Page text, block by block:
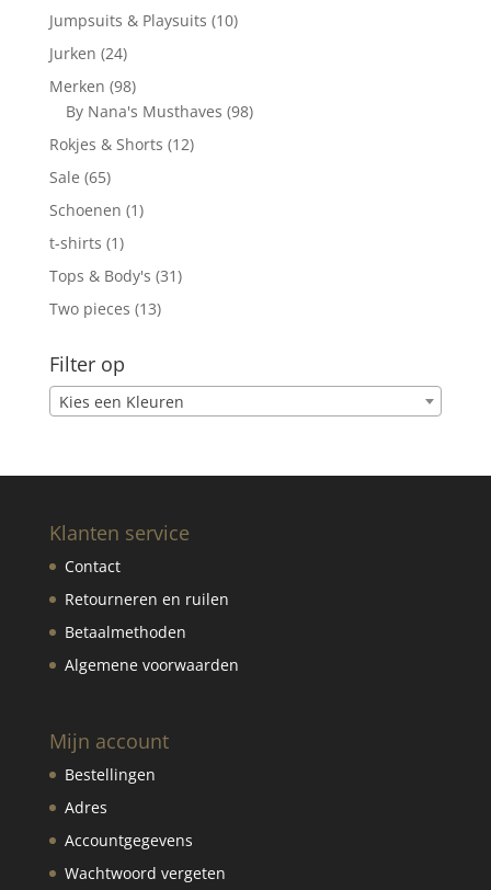
producten
Jumpsuits & Playsuits 1010
Jurken 2424
producten
Merken 9898
producten
By Nana's Musthaves 9898
Rokjes & Shorts 1212
Sale 6565
producten
Schoenen 11
t-shirts 11
product
Tops & Body's 3131
Two pieces 1313
Filter op
Kies een Kleuren
Klanten service
Contact
Retourneren en ruilen
Betaalmethoden
Algemene voorwaarden
Mijn account
Bestellingen
Adres
Accountgegevens
Wachtwoord vergeten